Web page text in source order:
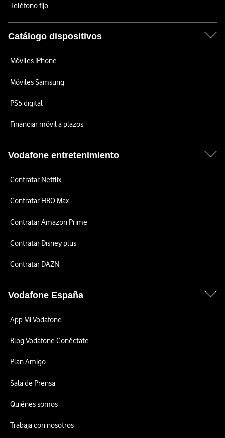
Teléfono fijo
Catálogo dispositivos
Móviles iPhone
Móviles Samsung
PS5 digital
Financiar móvil a plazos
Vodafone entretenimiento
Contratar Netflix
Contratar HBO Max
Contratar Amazon Prime
Contratar Disney plus
Contratar DAZN
Vodafone España
App Mi Vodafone
Blog Vodafone Conéctate
Plan Amigo
Sala de Prensa
Quiénes somos
Trabaja con nosotros